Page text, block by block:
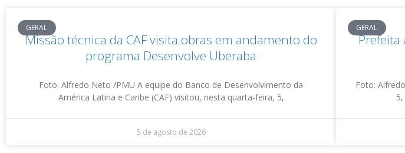
GERAL
Missão técnica da CAF visita obras em andamento do
programa Desenvolve Uberaba
Foto: Alfredo Neto /PMU A equipe do Banco de Desenvolvimento da
América Latina e Caribe (CAF) visitou, nesta quarta-feira, 5,
5 de agosto de 2026
GERAL
Prefeita
Foto: